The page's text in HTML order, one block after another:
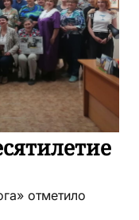
отметило